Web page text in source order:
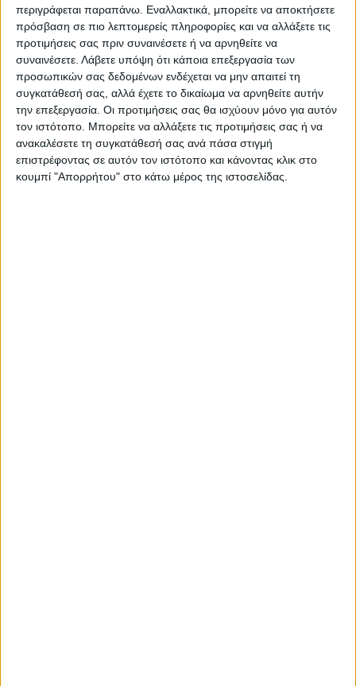
περιγράφεται παραπάνω. Εναλλακτικά, μπορείτε να αποκτήσετε
πρόσβαση σε πιο λεπτομερείς πληροφορίες και να αλλάξετε τις
προτιμήσεις σας πριν συναινέσετε ή να αρνηθείτε να
συναινέσετε. Λάβετε υπόψη ότι κάποια επεξεργασία των
προσωπικών σας δεδομένων ενδέχεται να μην απαιτεί τη
συγκατάθεσή σας, αλλά έχετε το δικαίωμα να αρνηθείτε αυτήν
την επεξεργασία. Οι προτιμήσεις σας θα ισχύουν μόνο για αυτόν
τον ιστότοπο. Μπορείτε να αλλάξετε τις προτιμήσεις σας ή να
ανακαλέσετε τη συγκατάθεσή σας ανά πάσα στιγμή
επιστρέφοντας σε αυτόν τον ιστότοπο και κάνοντας κλικ στο
κουμπί "Απορρήτου" στο κάτω μέρος της ιστοσελίδας.
αναγράφεται ο κωδικός αριθμός
τουσφαγείου όπου έγινε ησφαγή και
περιφερειακάαναγράφονται τα αρχικά
GRκαι τα διακριτικά της Ευρωπαϊκής
Ένωσης (Ε.Ε.).
Η ανωτέρω σφραγίδαείναι χρώματος
τυρκουάζ«λαμπρό κυανούν» μόνοστην
περίπτωση που πρόκειται για σφάγια